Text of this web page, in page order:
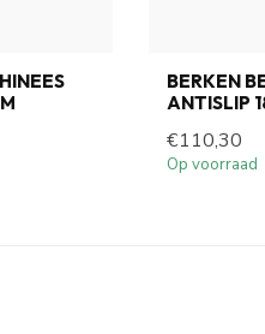
BERKEN
ANTISLIP
€110,30
Op voorraad